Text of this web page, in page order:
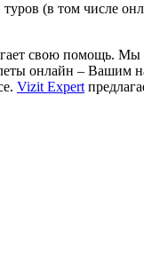
(в том числе
свою помощь.
онлайн – Вашим
Vizit Expert